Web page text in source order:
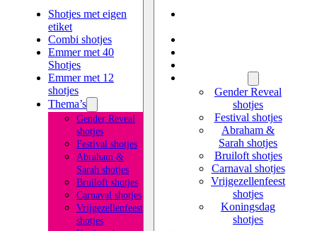
Shotjes met eigen
etiket
Combi shotjes
Emmer met 40
Shotjes
Emmer met 12
shotjes
Thema’s
Gender Reveal
shotjes
Festival shotjes
Abraham &
Sarah shotjes
Bruiloft shotjes
Carnaval shotjes
Vrijgezellenfeest
shotjes
Gender Reveal
shotjes
Festival shotjes
Abraham &
Sarah shotjes
Bruiloft shotjes
Carnaval shotjes
Vrijgezellenfeest
shotjes
Koningsdag
shotjes